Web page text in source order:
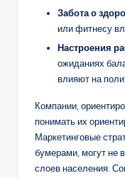
Забота о
или фитнесу
Настроения
ожиданиях
влияют на
Компании,
понимать их
Маркетинговые
бумерами, могут не
слоев населения.